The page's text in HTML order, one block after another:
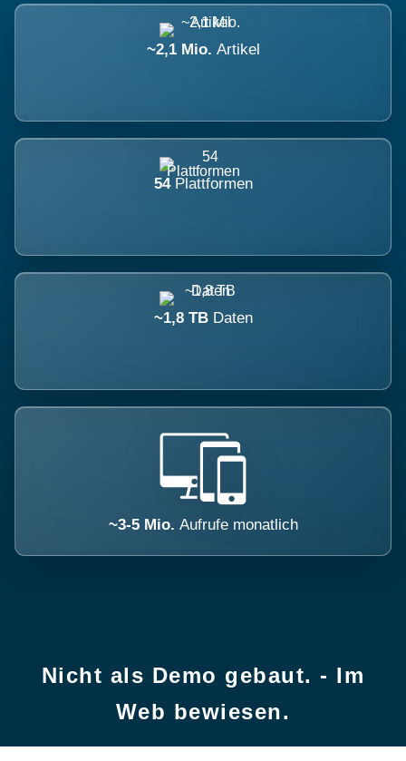
~2,1 Mio. Artikel
54 Plattformen
~1,8 TB Daten
~3-5 Mio. Aufrufe monatlich
Nicht als Demo gebaut. - Im
Web bewiesen.